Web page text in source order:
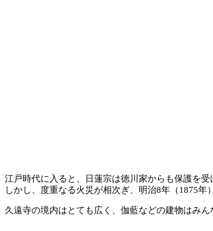
江戸時代に入ると、日蓮宗は徳川家からも保護を
しかし、度重なる火災が相次ぎ、明治8年（1875
久遠寺の境内はとても広く、伽藍などの建物はみん